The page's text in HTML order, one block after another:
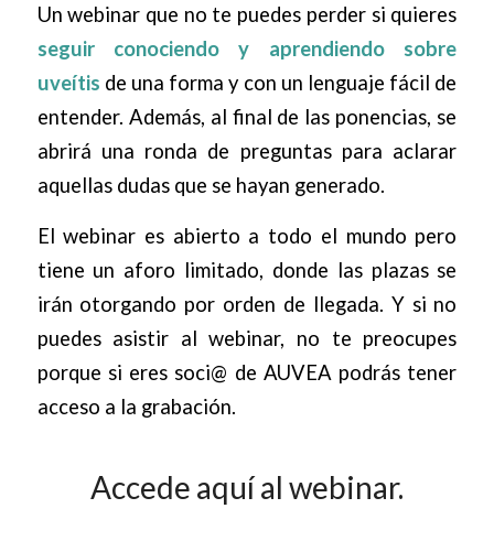
Un webinar que no te puedes perder si quieres
seguir conociendo y aprendiendo sobre
uveítis de una forma y con un lenguaje fácil de
entender. Además, al final de las ponencias, se
abrirá una ronda de preguntas para aclarar
aquellas dudas que se hayan generado.
El webinar es abierto a todo el mundo pero
tiene un aforo limitado, donde las plazas se
irán otorgando por orden de llegada. Y si no
puedes asistir al webinar, no te preocupes
porque si eres soci@ de AUVEA podrás tener
acceso a la grabación.
Accede aquí al webinar.